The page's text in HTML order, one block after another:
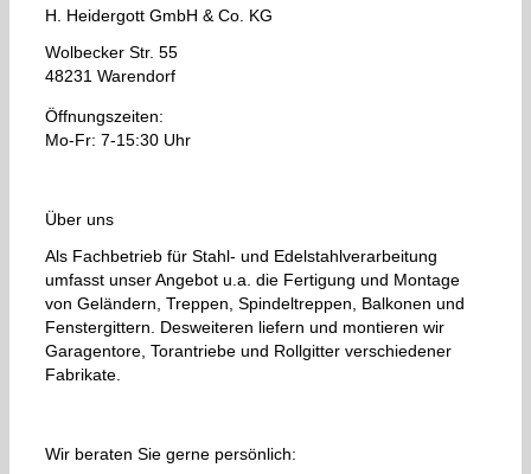
H. Heidergott GmbH & Co. KG
Wolbecker Str. 55
48231 Warendorf
Öffnungszeiten:
Mo-Fr: 7-15:30 Uhr
Über uns
Als Fachbetrieb für Stahl- und Edelstahlverarbeitung
umfasst unser Angebot u.a. die Fertigung und Montage
von Geländern, Treppen, Spindeltreppen, Balkonen und
Fenstergittern. Desweiteren liefern und montieren wir
Garagentore, Torantriebe und Rollgitter verschiedener
Fabrikate.
Wir beraten Sie gerne persönlich: